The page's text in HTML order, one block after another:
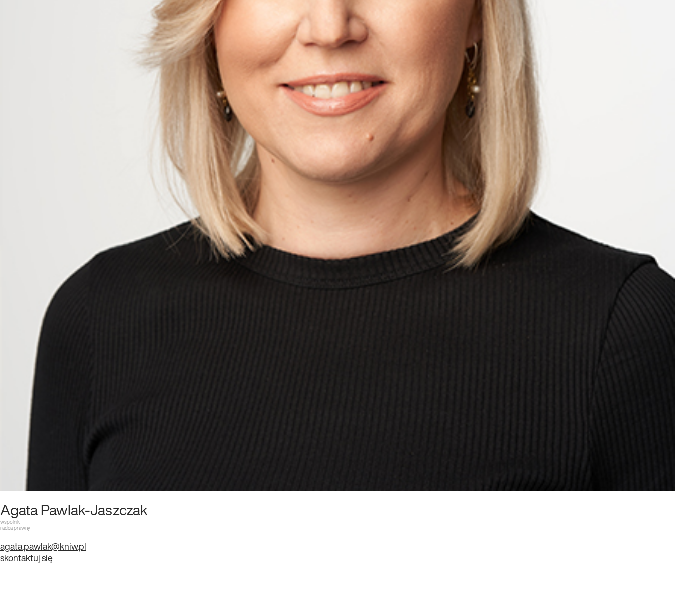
Agata Pawlak-Jaszczak
wspólnik
radca prawny
agata.pawlak@kniw.pl
skontaktuj się